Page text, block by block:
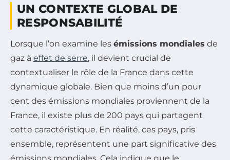
UN CONTEXTE GLOBAL DE
RESPONSABILITÉ
Lorsque l’on examine les émissions mondiales de
gaz à effet de serre, il devient crucial de
contextualiser le rôle de la France dans cette
dynamique globale. Bien que moins d’un pour
cent des émissions mondiales proviennent de la
France, il existe plus de 200 pays qui partagent
cette caractéristique. En réalité, ces pays, pris
ensemble, représentent une part significative des